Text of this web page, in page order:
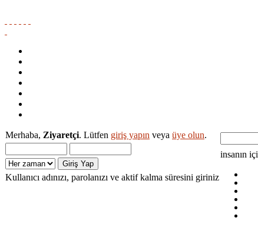
Merhaba, Ziyaretçi. Lütfen giriş yapın veya üye olun.
Kullanıcı adınızı, parolanızı ve aktif kalma süresini giriniz
insanın